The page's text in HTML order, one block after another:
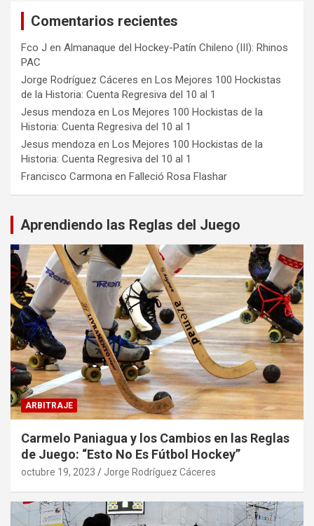
Comentarios recientes
Fco J en Almanaque del Hockey-Patín Chileno (III): Rhinos
PAC
Jorge Rodríguez Cáceres en Los Mejores 100 Hockistas
de la Historia: Cuenta Regresiva del 10 al 1
Jesus mendoza en Los Mejores 100 Hockistas de la
Historia: Cuenta Regresiva del 10 al 1
Jesus mendoza en Los Mejores 100 Hockistas de la
Historia: Cuenta Regresiva del 10 al 1
Francisco Carmona en Falleció Rosa Flashar
Aprendiendo las Reglas del Juego
ARBITRAJE
Carmelo Paniagua y los Cambios en las Reglas
de Juego: “Esto No Es Fútbol Hockey”
octubre 19, 2023 Jorge Rodríguez Cáceres